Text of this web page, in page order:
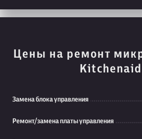
Цены на ремонт
Kitchenaid
Замена блока управления
Ремонт/замена платы управления